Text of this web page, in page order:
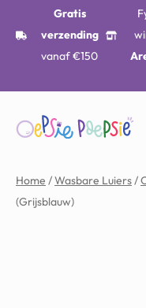
Gratis
verzending
vanaf €150
Home /Wasbare Luiers/
(Grijsblauw)